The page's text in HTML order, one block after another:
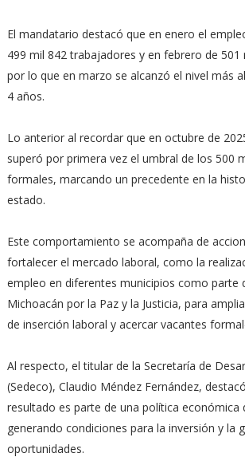
El mandatario destacó que en enero el
499 mil 842 trabajadores y en febrero de 501
por lo que en marzo se alcanzó el nivel más
4 años.
Lo anterior al recordar que en octubre de
superó por primera vez el umbral de los 500
formales, marcando un precedente en la
estado.
Este comportamiento se acompaña de
fortalecer el mercado laboral, como la
empleo en diferentes municipios como parte
Michoacán por la Paz y la Justicia, para
de inserción laboral y acercar vacantes
Al respecto, el titular de la Secretaría de
(Sedeco), Claudio Méndez Fernández,
resultado es parte de una política económica
generando condiciones para la inversión y la
oportunidades.